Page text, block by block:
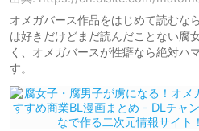
オメガバース作品をはじめて読むな
は好きだけどまだ読んだことない腐
く、オメガバースが性癖なら絶対ハ
す。